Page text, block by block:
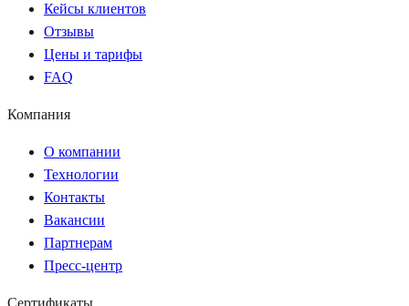
Кейсы клиентов
Отзывы
Цены и тарифы
FAQ
Компания
О компании
Технологии
Контакты
Вакансии
Партнерам
Пресс-центр